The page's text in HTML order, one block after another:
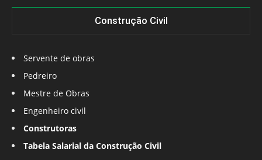
Construção Civil
Servente de obras
Pedreiro
Mestre de Obras
Engenheiro civil
Construtoras
Tabela Salarial da Construção Civil